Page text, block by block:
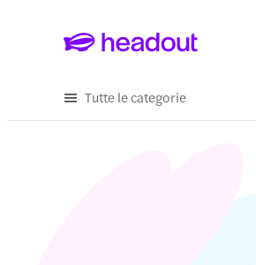
Tutte le categorie